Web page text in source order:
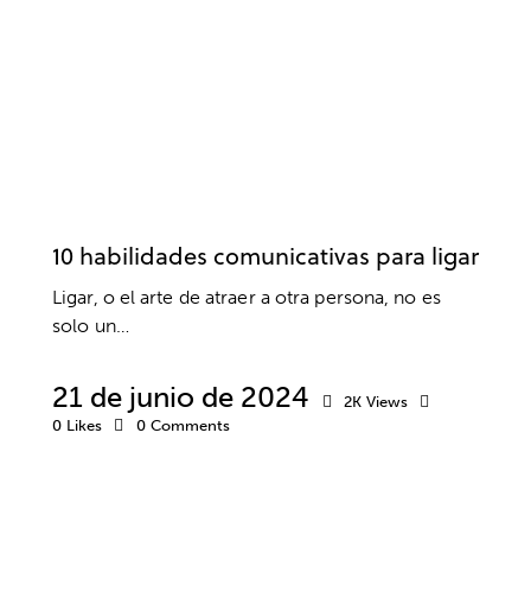
10 habilidades comunicativas para ligar
Ligar, o el arte de atraer a otra persona, no es
solo un…
21 de junio de 2024 2K Views
0 Likes 0 Comments